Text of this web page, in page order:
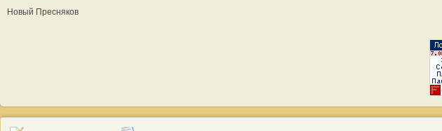
Новый Пресняков